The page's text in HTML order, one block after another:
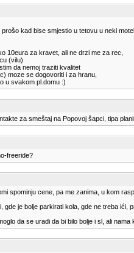
kad bise smjestio u tetovu u neki
10eura za kravet, ali ne drzi me za rec,
(vilu)
da nemoj traziti kvalitet
moze se dogovoriti i za hranu,
u svakom pl.domu :)
za smeštaj na Popovoj šapci, tipa
freeride?
spominju cene, pa me zanima, u kom
gde je bolje parkirati kola, gde ne treba ići,
da se uradi da bi bilo bolje i sl, ali